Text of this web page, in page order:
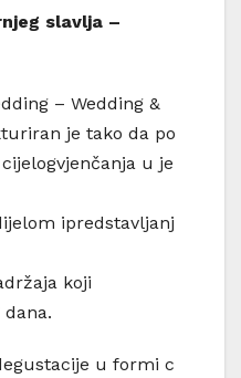
slavlja –
– Wedding &
je tako da po
u je
ipredstavljanj
koji
u formi c